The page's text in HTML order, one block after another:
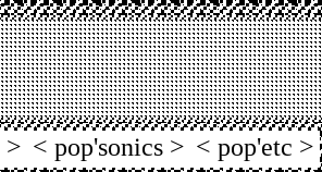
> < pop'sonics > < pop'etc >